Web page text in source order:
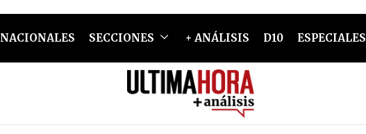
NACIONALES SECCIONES + ANÁLISIS D10 ESPECIALES